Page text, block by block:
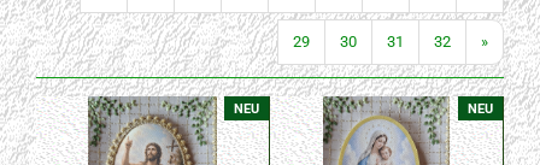
29 30 31 32 »
NEU NEU